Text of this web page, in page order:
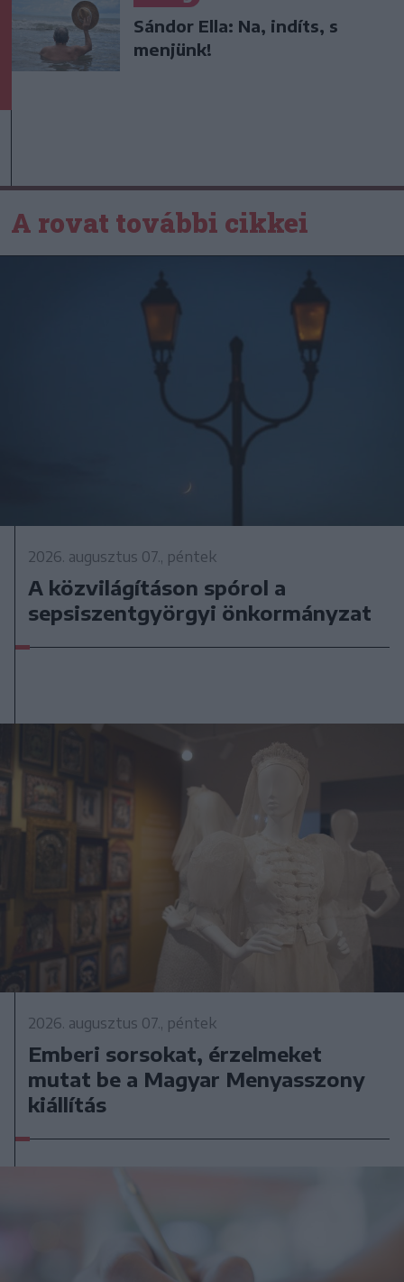
Sándor Ella: Na, indíts, s
menjünk!
A rovat további cikkei
2026. augusztus 07., péntek
A közvilágításon spórol a
sepsiszentgyörgyi önkormányzat
2026. augusztus 07., péntek
Emberi sorsokat, érzelmeket
mutat be a Magyar Menyasszony
kiállítás